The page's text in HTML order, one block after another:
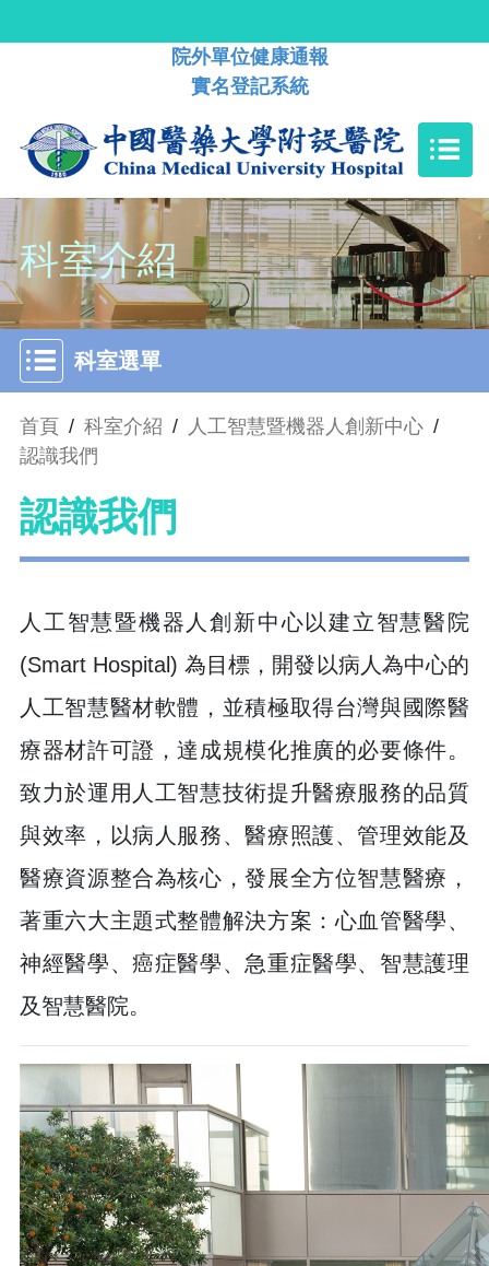
院外單位健康通報
實名登記系統
科室介紹
科室選單
首頁 / 科室介紹 / 人工智慧暨機器人創新中心 /
認識我們
認識我們
人工智慧暨機器人創新中心以建立智慧醫院
(Smart Hospital) 為目標，開發以病人為中心的
人工智慧醫材軟體，並積極取得台灣與國際醫
療器材許可證，達成規模化推廣的必要條件。
致力於運用人工智慧技術提升醫療服務的品質
與效率，以病人服務、醫療照護、管理效能及
醫療資源整合為核心，發展全方位智慧醫療，
著重六大主題式整體解決方案：心血管醫學、
神經醫學、癌症醫學、急重症醫學、智慧護理
及智慧醫院。